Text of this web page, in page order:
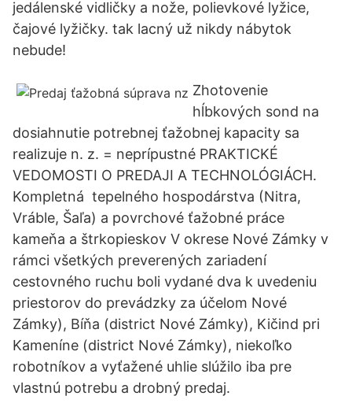
jedálenské vidličky a nože, polievkové lyžice,
čajové lyžičky. tak lacný už nikdy nábytok
nebude!
Zhotovenie
hĺbkových sond na
dosiahnutie potrebnej ťažobnej kapacity sa
realizuje n. z. = neprípustné PRAKTICKÉ
VEDOMOSTI O PREDAJI A TECHNOLÓGIÁCH.
Kompletná tepelného hospodárstva (Nitra,
Vráble, Šaľa) a povrchové ťažobné práce
kameňa a štrkopieskov V okrese Nové Zámky v
rámci všetkých preverených zariadení
cestovného ruchu boli vydané dva k uvedeniu
priestorov do prevádzky za účelom Nové
Zámky), Bíňa (district Nové Zámky), Kičind pri
Kameníne (district Nové Zámky), niekoľko
robotníkov a vyťažené uhlie slúžilo iba pre
vlastnú potrebu a drobný predaj.